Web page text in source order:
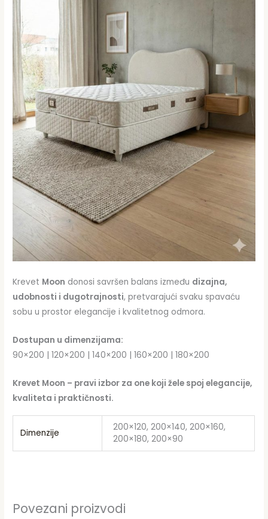
Krevet Moon donosi savršen balans između dizajna,
udobnosti i dugotrajnosti, pretvarajući svaku spavaću
sobu u prostor elegancije i kvalitetnog odmora.
Dostupan u dimenzijama:
90×200 | 120×200 | 140×200 | 160×200 | 180×200
Krevet Moon – pravi izbor za one koji žele spoj elegancije,
kvaliteta i praktičnosti.
Dimenzije
200×120, 200×140, 200×160,
200×180, 200×90
Povezani proizvodi